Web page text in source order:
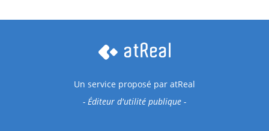
Un service proposé par atReal
- Éditeur d'utilité publique -